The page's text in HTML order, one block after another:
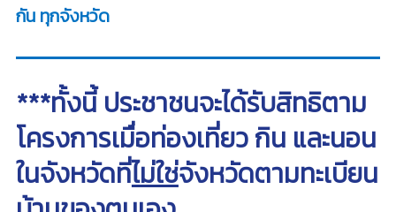
กัน ทุกจังหวัด
***ทั้งนี้ ประชาชนจะได้รับสิทธิตาม
โครงการเมื่อท่องเที่ยว กิน และนอน
ในจังหวัดที่ไม่ใช่จังหวัดตามทะเบียน